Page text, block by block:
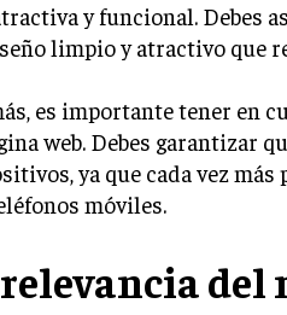
y funcional. Debes
limpio y atractivo que
es importante tener en
web. Debes garantizar
ya que cada vez
móviles.